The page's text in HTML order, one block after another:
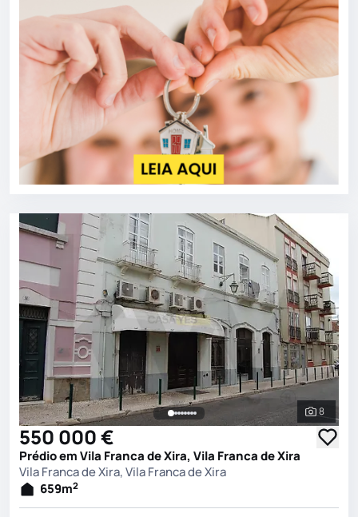
Ver
8
550 000 €
Prédio em Vila Franca de Xira, Vila Franca de Xira
Vila Franca de Xira, Vila Franca de Xira
659m2